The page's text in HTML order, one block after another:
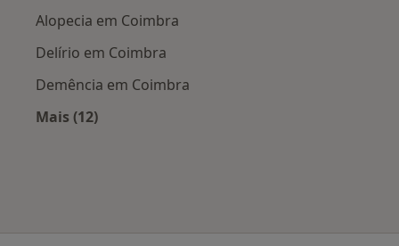
Alopecia em Coimbra
Delírio em Coimbra
Demência em Coimbra
Mais (12)